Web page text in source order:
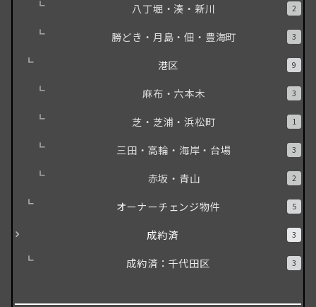
八丁堀・湊・新川 2
勝どき・月島・佃・豊海町 3
港区 9
麻布・六本木 3
芝・芝浦・浜松町 1
三田・高輪・海岸・台場 3
赤坂・青山 2
オーナーチェンジ物件 5
成約済 3
成約済：千代田区 3